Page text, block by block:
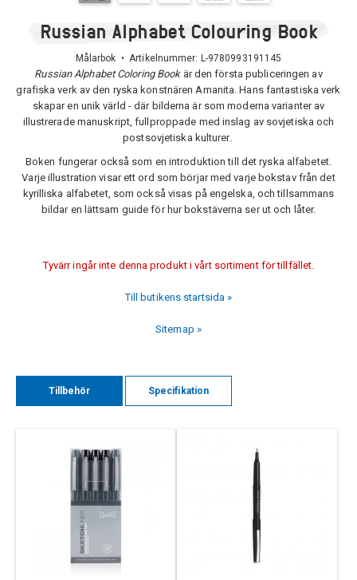
Russian Alphabet Colouring Book
Målarbok • Artikelnummer: L-9780993191145
Russian Alphabet Coloring Bookär den första publiceringen av
grafiska verk av den ryska konstnären Amanita. Hans fantastiska verk
skapar en unik värld - där bilderna är som moderna varianter av
illustrerade manuskript, fullproppade med inslag av sovjetiska och
postsovjetiska kulturer.
Boken fungerar också som en introduktion till det ryska alfabetet.
Varje illustration visar ett ord som börjar med varje bokstav från det
kyrilliska alfabetet, som också visas på engelska, och tillsammans
bildar en lättsam guide för hur bokstäverna ser ut och låter.
Tyvärr ingår inte denna produkt i vårt sortiment för tillfället.
Till butikens startsida »
Sitemap »
Tillbehör Specifikation